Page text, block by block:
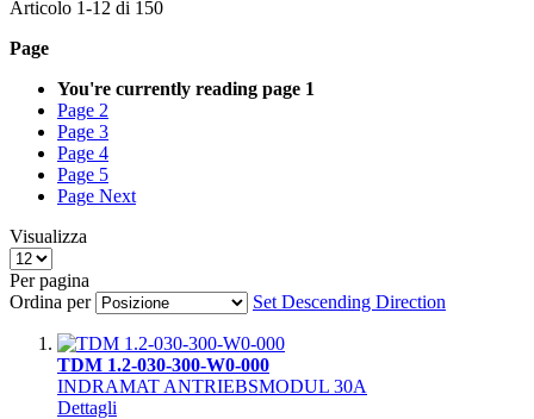
Articolo 1-12 di 150
Page
You're currently reading page 1
Page 2
Page 3
Page 4
Page 5
Page Next
Visualizza
Per pagina
Ordina per
Set Descending Direction
TDM 1.2-030-300-W0-000
INDRAMAT ANTRIEBSMODUL 30A
Dettagli